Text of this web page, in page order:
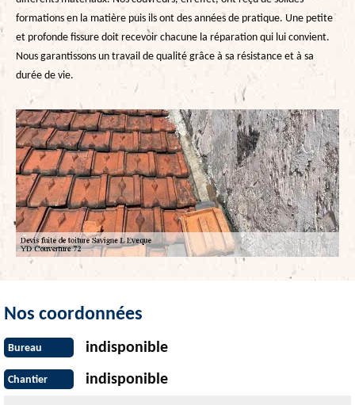
formations en la matière puis ils ont des années de pratique. Une petite
et profonde fissure doit recevoir chacune la réparation qui lui convient.
Nous garantissons un travail de qualité grâce à sa résistance et à sa
durée de vie.
Nos coordonnées
Bureau indisponible
Chantier indisponible